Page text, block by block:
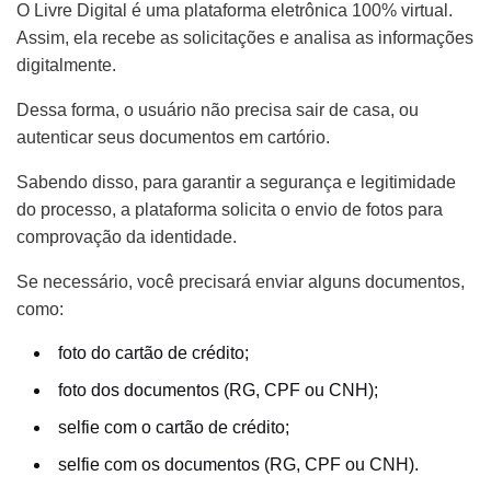
O Livre Digital é uma plataforma eletrônica 100% virtual.
Assim, ela recebe as solicitações e analisa as informações
digitalmente.
Dessa forma, o usuário não precisa sair de casa, ou
autenticar seus documentos em cartório.
Sabendo disso, para garantir a segurança e legitimidade
do processo, a plataforma solicita o envio de fotos para
comprovação da identidade.
Se necessário, você precisará enviar alguns documentos,
como:
foto do cartão de crédito;
foto dos documentos (RG, CPF ou CNH);
selfie com o cartão de crédito;
selfie com os documentos (RG, CPF ou CNH).